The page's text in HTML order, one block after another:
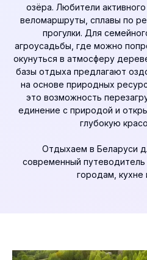
озёра. Любители
веломаршруты, сплавы по
прогулки. Для
агроусадьбы, где можно
окунуться в атмосферу
базы отдыха предлагают
на основе природных
это возможность
единение с природой и
глубокую
Отдыхаем в Беларуси
современный путеводитель
городам, кухне